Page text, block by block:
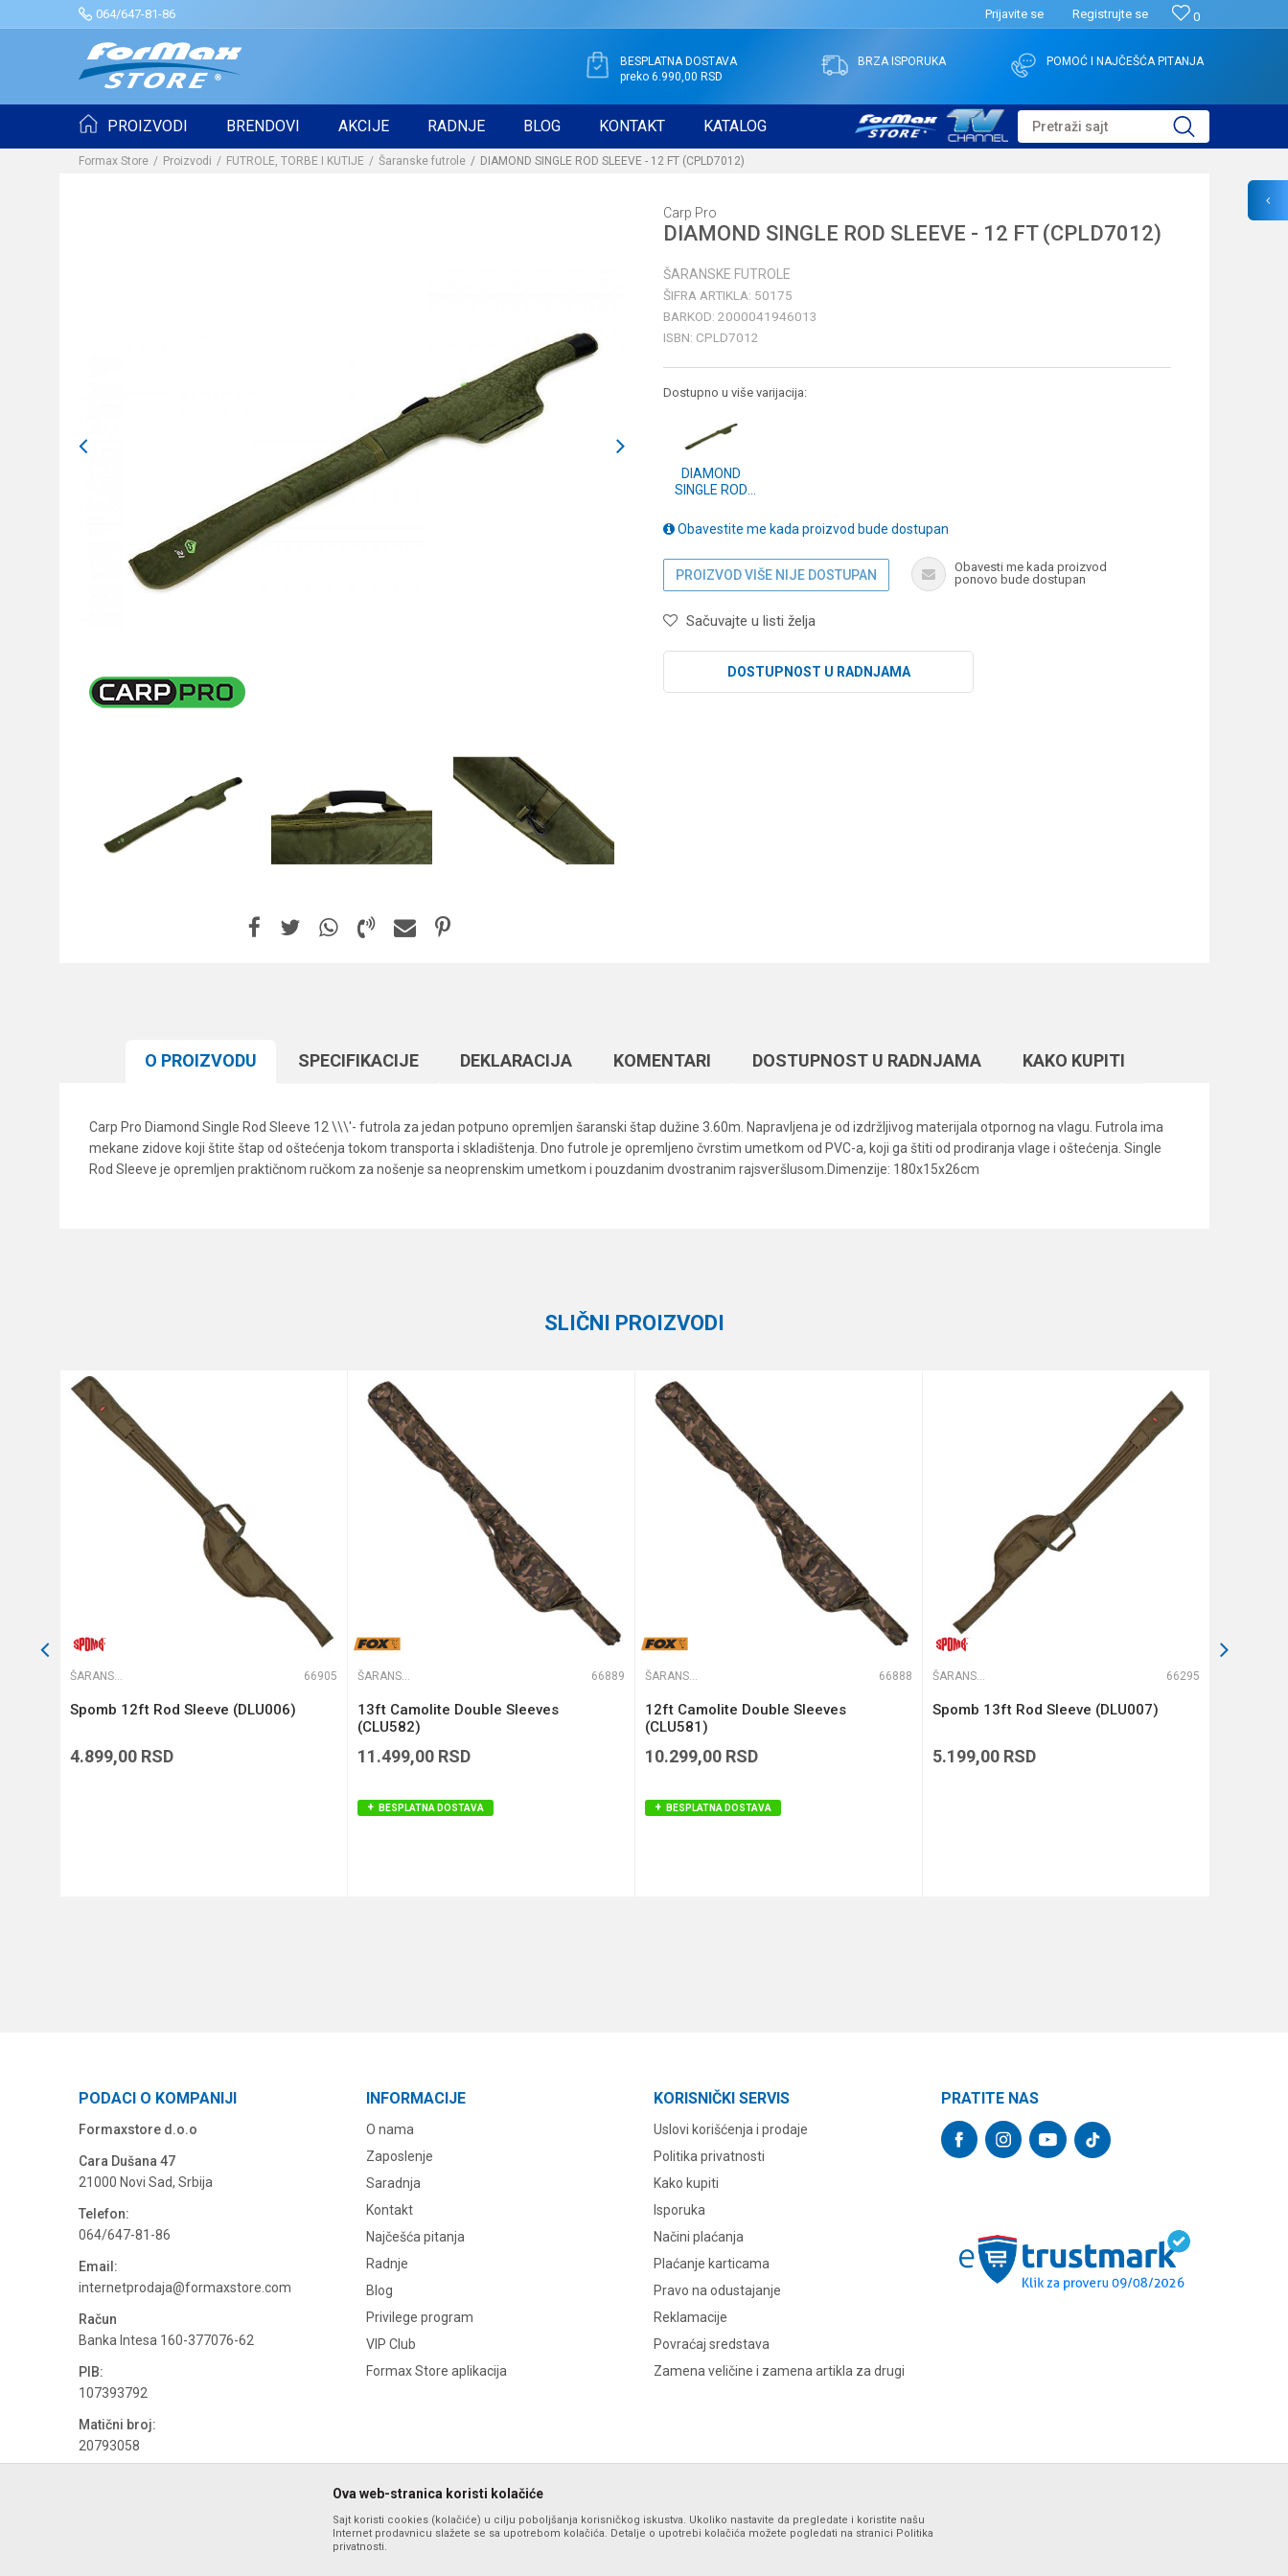
064/647-81-86 0
Prijavite se Registrujte se
BESPLATNA DOSTAVA
preko 6.990,00 RSD
BRZA ISPORUKA POMOĆ I NAJČEŠĆA PITANJA
PROIZVODI BRENDOVI AKCIJE RADNJE BLOG KONTAKT KATALOG Pretraži sajt
Formax Store Proizvodi FUTROLE, TORBE I KUTIJE Šaranske futrole DIAMOND SINGLE ROD SLEEVE - 12 FT (CPLD7012)
Carp Pro
DIAMOND SINGLE ROD SLEEVE - 12 FT (CPLD7012)
ŠARANSKE FUTROLE
ŠIFRA ARTIKLA: 50175
BARKOD: 2000041946013
ISBN: CPLD7012
Dostupno u više varijacija:
DIAMOND
SINGLE ROD
(CPLD7013)
Obavestite me kada proizvod bude dostupan
PROIZVOD VIŠE NIJE DOSTUPAN
Obavesti me kada proizvod
ponovo bude dostupan
Sačuvajte u listi želja
DOSTUPNOST U RADNJAMA
O PROIZVODU SPECIFIKACIJЕ DEKLARACIJA KOMENTARI DOSTUPNOST U RADNJAMA KAKO KUPITI
Carp Pro Diamond Single Rod Sleeve 12 \\\'- futrola za jedan potpuno opremljen šaranski štap dužine 3.60m. Napravljena je od izdržljivog materijala otpornog na vlagu. Futrola ima
mekane zidove koji štite štap od oštećenja tokom transporta i skladištenja. Dno futrole je opremljeno čvrstim umetkom od PVC-a, koji ga štiti od prodiranja vlage i oštećenja. Single
Rod Sleeve je opremljen praktičnom ručkom za nošenje sa neoprenskim umetkom i pouzdanim dvostranim rajsveršlusom.Dimenzije: 180x15x26cm
Anti-spam zaštita - izračunajte koliko je 4 + 1 :
SLIČNI PROIZVODI
ŠARANSKE FUTROLE 66905
Spomb 12ft Rod Sleeve (DLU006)
4.899,00 RSD
ŠARANSKE FUTROLE 66889
13ft Camolite Double Sleeves
(CLU582)
11.499,00 RSD
BESPLATNA DOSTAVA
ŠARANSKE FUTROLE 66888
12ft Camolite Double Sleeves
(CLU581)
10.299,00 RSD
BESPLATNA DOSTAVA
ŠARANSKE FUTROLE 66295
Spomb 13ft Rod Sleeve (DLU007)
5.199,00 RSD
PODACI O KOMPANIJI
Formaxstore d.o.o
Cara Dušana 47
21000 Novi Sad, Srbija
Telefon:
064/647-81-86
Email:
internetprodaja@formaxstore.com
Račun
Banka Intesa 160-377076-62
PIB:
107393792
Matični broj:
20793058
INFORMACIJE
O nama
Zaposlenje
Saradnja
Kontakt
Najčešća pitanja
Radnje
Blog
Privilege program
VIP Club
Formax Store aplikacija
KORISNIČKI SERVIS
Uslovi korišćenja i prodaje
Politika privatnosti
Kako kupiti
Isporuka
Načini plaćanja
Plaćanje karticama
Pravo na odustajanje
Reklamacije
Povraćaj sredstava
Zamena veličine i zamena artikla za drugi
PRATITE NAS
Ova web-stranica koristi kolačiće
Sajt koristi cookies (kolačiće) u cilju poboljšanja korisničkog iskustva. Ukoliko nastavite da pregledate i koristite našu
Internet prodavnicu slažete se sa upotrebom kolačića. Detalje o upotrebi kolačića možete pogledati na stranici Politika
privatnosti.